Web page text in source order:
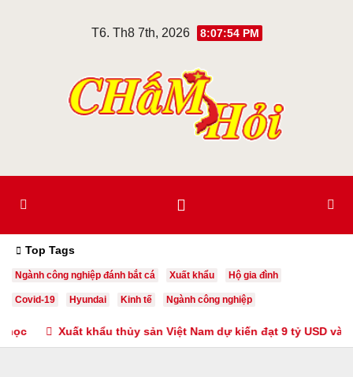
T6. Th8 7th, 2026 8:07:55 PM
Top Tags
Ngành công nghiệp đánh bắt cá Xuất khẩu Hộ gia đình
Covid-19 Hyundai Kinh tế Ngành công nghiệp
Xuất khẩu thủy sản Việt Nam dự kiến đạt 9 tỷ USD vào năm